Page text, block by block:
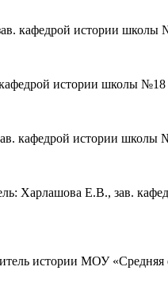
кафедрой истории
истории школы
кафедрой истории школы
Харлашова Е.В., зав.
истории МОУ «Средняя